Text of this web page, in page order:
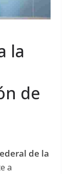
la
de
de la
a